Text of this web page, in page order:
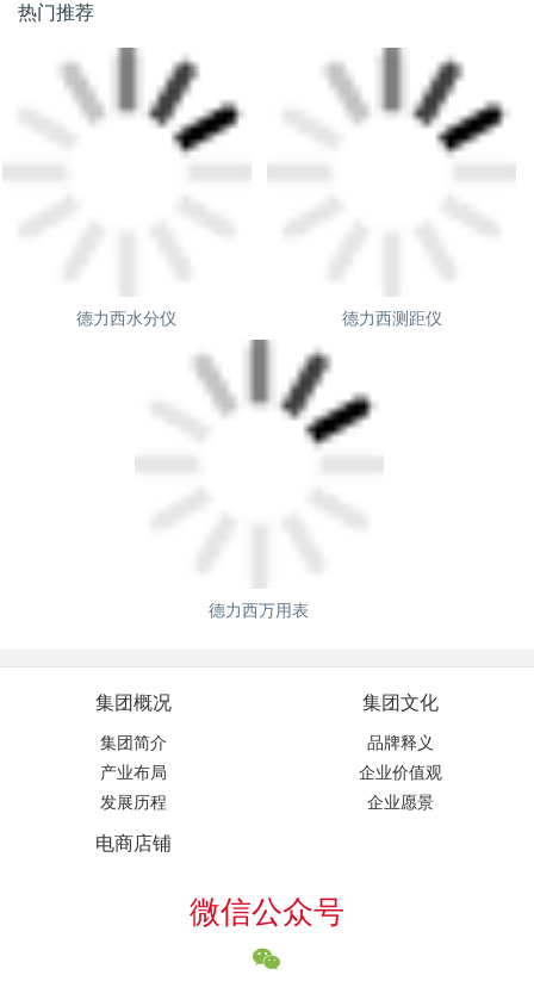
热门推荐
德力西水分仪 德力西测距仪
德力西万用表
集团概况
集团简介
产业布局
发展历程
集团文化
品牌释义
企业价值观
企业愿景
电商店铺
微信公众号